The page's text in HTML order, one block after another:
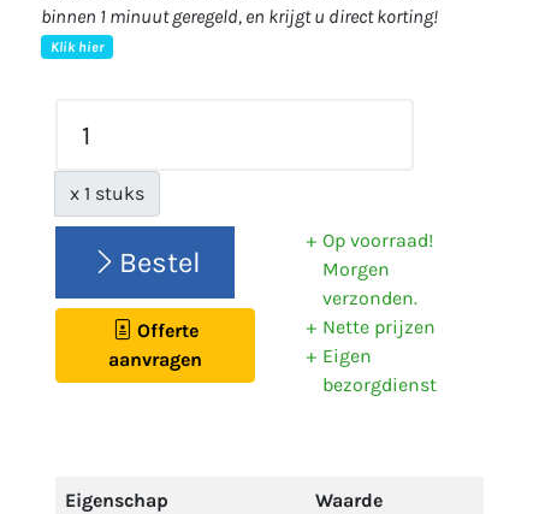
binnen 1 minuut geregeld, en krijgt u direct korting!
Klik hier
x 1 stuks
Bestel
Offerte
aanvragen
Op voorraad!
Morgen
verzonden.
Nette prijzen
Eigen
bezorgdienst
Eigenschap Waarde